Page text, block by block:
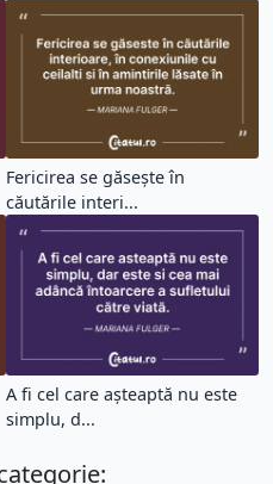
Fericirea se găsește în
căutările interi...
A fi cel care așteaptă nu este
simplu, d...